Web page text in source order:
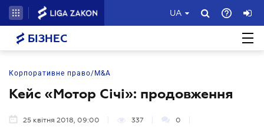
UA
БІЗНЕС
Корпоративне право/M&A
Кейс «Мотор Січі»: продовження
25 квітня 2018, 09:00 337 0